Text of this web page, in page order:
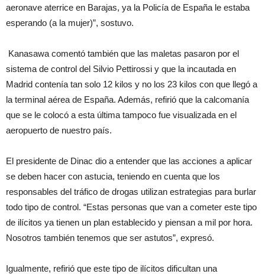
aeronave aterrice en Barajas, ya la Policía de España le estaba
esperando (a la mujer)”, sostuvo.
Kanasawa comentó también que las maletas pasaron por el
sistema de control del Silvio Pettirossi y que la incautada en
Madrid contenía tan solo 12 kilos y no los 23 kilos con que llegó a
la terminal aérea de España. Además, refirió que la calcomanía
que se le colocó a esta última tampoco fue visualizada en el
aeropuerto de nuestro país.
El presidente de Dinac dio a entender que las acciones a aplicar
se deben hacer con astucia, teniendo en cuenta que los
responsables del tráfico de drogas utilizan estrategias para burlar
todo tipo de control. “Estas personas que van a cometer este tipo
de ilícitos ya tienen un plan establecido y piensan a mil por hora.
Nosotros también tenemos que ser astutos”, expresó.
Igualmente, refirió que este tipo de ilícitos dificultan una